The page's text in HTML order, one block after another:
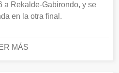
a Rekalde-Gabirondo, y se
en la otra final.
MÁS